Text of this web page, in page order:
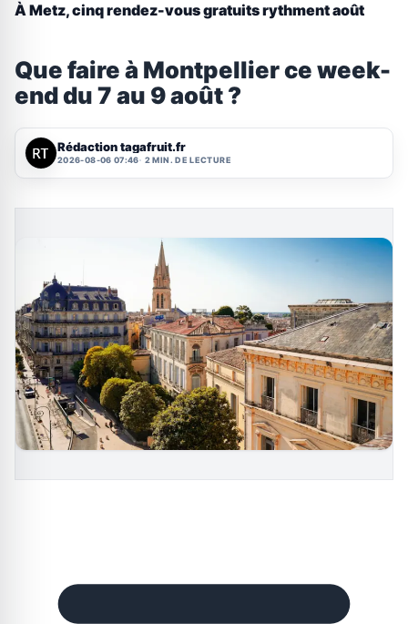
À Metz, cinq rendez-vous gratuits rythment août
Que faire à Montpellier ce week-
end du 7 au 9 août ?
Rédaction tagafruit.fr
2026-08-06 07:46 2 MIN. DE LECTURE